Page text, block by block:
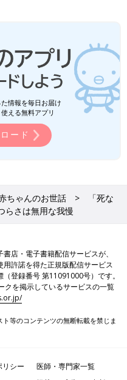
情報を毎日お届け
える無料アプリ
ード
ちゃんのお世話
「死な
らさは無用な我慢
店・電子書籍配信サービスが、
許諾を得た正規版配信サービス
登録番号 第11091000号）です。
クを掲示しているサービスの一覧
等のコンテンツの無断転載を禁じま
リシー
医師・専門家一覧